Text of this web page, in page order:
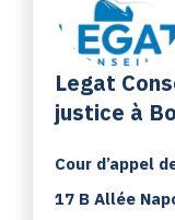
Legat
justice à
Cour d’appel
17 B Allée